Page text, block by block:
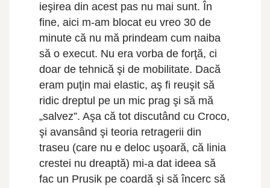
ieşirea din acest pas nu mai sunt. În
fine, aici m-am blocat eu vreo 30 de
minute că nu mă prindeam cum naiba
să o execut. Nu era vorba de forţă, ci
doar de tehnică şi de mobilitate. Dacă
eram puţin mai elastic, aş fi reuşit să
ridic dreptul pe un mic prag şi să mă
„salvez”. Aşa că tot discutând cu Croco,
şi avansând şi teoria retragerii din
traseu (care nu e deloc uşoară, că linia
crestei nu dreaptă) mi-a dat ideea să
fac un Prusik pe coardă şi să încerc să